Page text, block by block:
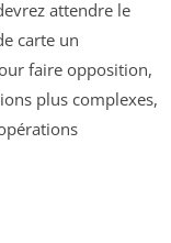
attendre le
carte un
faire opposition,
plus complexes,